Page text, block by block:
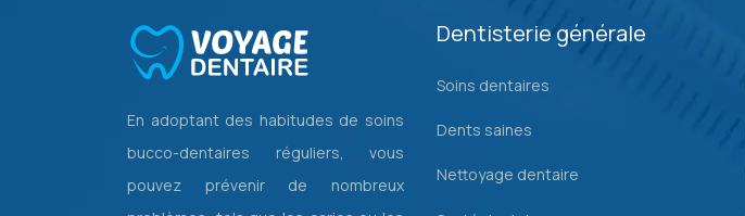
En adoptant des habitudes de soins
bucco-dentaires réguliers, vous
pouvez prévenir de nombreux
Dentisterie générale
Soins dentaires
Dents saines
Nettoyage dentaire